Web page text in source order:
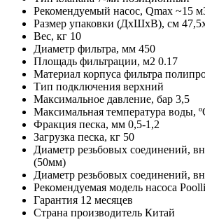
Рекомендуемый насос, Qmax ~15
Размер упаковки (ДхШхВ), см
Вес, кг 10
Диаметр фильтра, мм 450
Площадь фильтрации, м2 0.17
Материал корпуса фильтра
Тип подключения верхний
Максимальное давление, бар 3,5
Максимальная температура воды,
Фракция песка, мм 0,5-1,2
Загрузка песка, кг 50
Диаметр резьбовых соединений,
(50мм)
Диаметр резьбовых соединений,
Рекомендуемая модель насоса
Гарантия 12 месяцев
Страна производитель Китай